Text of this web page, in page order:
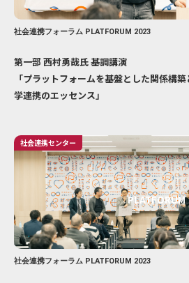
社会連携フォーラム PLATFORUM 2023
第一部 西村勇哉氏 基調講演
「プラットフォームを基盤とした関係構
学連携のエッセンス」
社会連携センター
PLATFORUM
社会連携フォーラム PLATFORUM 2023